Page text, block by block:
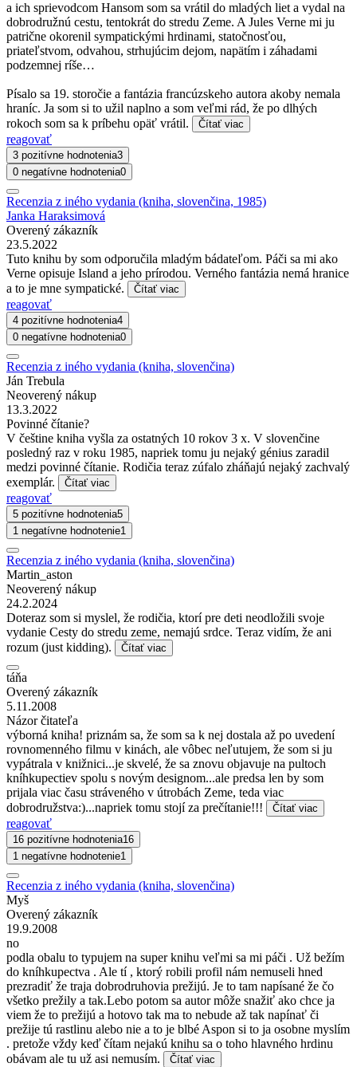
a ich sprievodcom Hansom som sa vrátil do mladých liet a vydal na
dobrodružnú cestu, tentokrát do stredu Zeme. A Jules Verne mi ju
patrične okorenil sympatickými hrdinami, statočnosťou,
priateľstvom, odvahou, strhujúcim dejom, napätím i záhadami
podzemnej ríše…
Písalo sa 19. storočie a fantázia francúzskeho autora akoby nemala
hraníc. Ja som si to užil naplno a som veľmi rád, že po dlhých
rokoch som sa k príbehu opäť vrátil.
Čítať viac
reagovať
3 pozitívne hodnotenia3
0 negatívne hodnotenia0
Recenzia z iného vydania (kniha, slovenčina, 1985)
Janka Haraksimová
Overený zákazník
23.5.2022
Tuto knihu by som odporučila mladým bádateľom. Páči sa mi ako
Verne opisuje Island a jeho prírodou. Verného fantázia nemá hranice
a to je mne sympatické.
Čítať viac
reagovať
4 pozitívne hodnotenia4
0 negatívne hodnotenia0
Recenzia z iného vydania (kniha, slovenčina)
Ján Trebula
Neoverený nákup
13.3.2022
Povinné čítanie?
V češtine kniha vyšla za ostatných 10 rokov 3 x. V slovenčine
posledný raz v roku 1985, napriek tomu ju nejaký génius zaradil
medzi povinné čítanie. Rodičia teraz zúfalo zháňajú nejaký zachvalý
exemplár.
Čítať viac
reagovať
5 pozitívne hodnotenia5
1 negatívne hodnotenie1
Recenzia z iného vydania (kniha, slovenčina)
Martin_aston
Neoverený nákup
24.2.2024
Doteraz som si myslel, že rodičia, ktorí pre deti neodložili svoje
vydanie Cesty do stredu zeme, nemajú srdce. Teraz vidím, že ani
rozum (just kidding).
Čítať viac
táňa
Overený zákazník
5.11.2008
Názor čitateľa
výborná kniha! priznám sa, že som sa k nej dostala až po uvedení
rovnomenného filmu v kinách, ale vôbec neľutujem, že som si ju
vypátrala v knižnici...je skvelé, že sa znovu objavuje na pultoch
kníhkupectiev spolu s novým designom...ale predsa len by som
prijala viac času stráveného v útrobách Zeme, teda viac
dobrodružstva:)...napriek tomu stojí za prečítanie!!!
Čítať viac
reagovať
16 pozitívne hodnotenia16
1 negatívne hodnotenie1
Recenzia z iného vydania (kniha, slovenčina)
Myš
Overený zákazník
19.9.2008
no
podla obalu to typujem na super knihu veľmi sa mi páči . Už bežím
do kníhkupectva . Ale tí , ktorý robili profil nám nemuseli hned
prezradiť že traja dobrodruhovia prežijú. Je to tam napísané že čo
všetko prežily a tak.Lebo potom sa autor môže snažiť ako chce ja
viem že to prežijú a hotovo tak ma to nebude až tak napínať či
prežije tú rastlinu alebo nie a to je blbé Aspon si to ja osobne myslím
. pretože vždy keď čítam nejakú knihu sa o toho hlavného hrdinu
obávam ale tu už asi nemusím.
Čítať viac